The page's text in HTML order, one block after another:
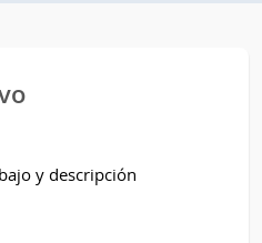
y descripción